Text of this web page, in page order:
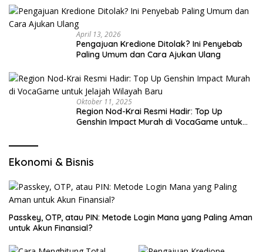
April 13, 2026
Pengajuan Kredione Ditolak? Ini Penyebab
Paling Umum dan Cara Ajukan Ulang
Oktober 11, 2025
Region Nod-Krai Resmi Hadir: Top Up
Genshin Impact Murah di VocaGame untuk
Ekonomi & Bisnis
Passkey, OTP, atau PIN: Metode Login Mana yang Paling Aman
untuk Akun Finansial?